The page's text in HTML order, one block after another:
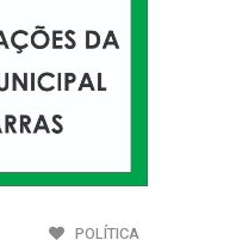
POLÍTICA